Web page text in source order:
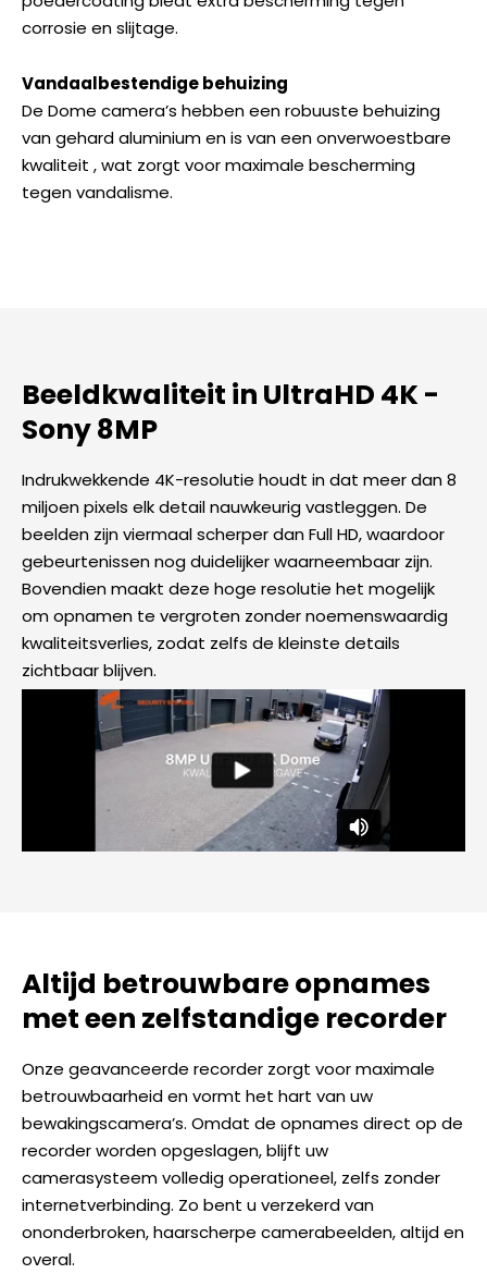
corrosie en slijtage.
Vandaalbestendige behuizing
De Dome camera’s hebben een robuuste behuizing
van gehard aluminium en is van een onverwoestbare
kwaliteit , wat zorgt voor maximale bescherming
tegen vandalisme.
Beeldkwaliteit in UltraHD 4K -
Sony 8MP​
Indrukwekkende 4K-resolutie houdt in dat meer dan 8
miljoen pixels elk detail nauwkeurig vastleggen. De
beelden zijn viermaal scherper dan Full HD, waardoor
gebeurtenissen nog duidelijker waarneembaar zijn.
Bovendien maakt deze hoge resolutie het mogelijk
om opnamen te vergroten zonder noemenswaardig
kwaliteitsverlies, zodat zelfs de kleinste details
zichtbaar blijven.
Altijd betrouwbare opnames
met een zelfstandige recorder
Onze geavanceerde recorder zorgt voor maximale
betrouwbaarheid en vormt het hart van uw
bewakingscamera’s. Omdat de opnames direct op de
recorder worden opgeslagen, blijft uw
camerasysteem volledig operationeel, zelfs zonder
internetverbinding. Zo bent u verzekerd van
ononderbroken, haarscherpe camerabeelden, altijd en
overal.